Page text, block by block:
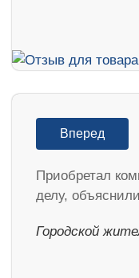
Вперед
Приобретал
делу,
Городской